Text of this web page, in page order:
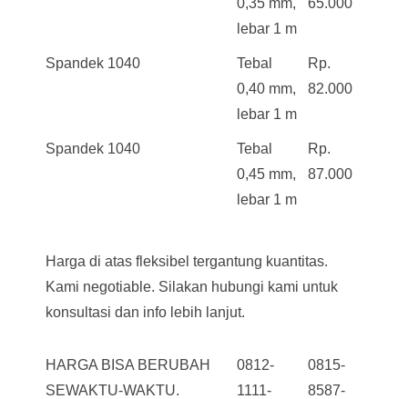
lebar 1 m
Spandek 1040
Tebal
0,40 mm,
lebar 1 m
Rp.
82.000
Spandek 1040
Tebal
0,45 mm,
lebar 1 m
Rp.
87.000
Harga di atas fleksibel tergantung kuantitas.
Kami negotiable. Silakan hubungi kami untuk
konsultasi dan info lebih lanjut.
HARGA BISA BERUBAH
SEWAKTU-WAKTU.
0812-
1111-
0815-
8587-